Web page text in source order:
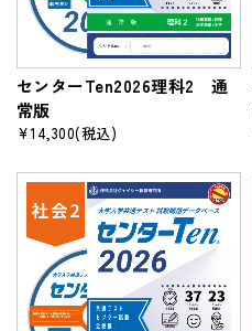
センターTen2026理科2 通
常版
¥14,300(税込)